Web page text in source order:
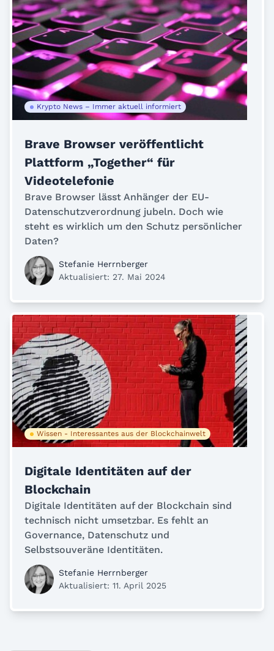
Krypto News – Immer aktuell informiert
Brave Browser veröffentlicht
Plattform „Together“ für
Videotelefonie
Brave Browser lässt Anhänger der EU-
Datenschutzverordnung jubeln. Doch wie
steht es wirklich um den Schutz persönlicher
Daten?
Stefanie Herrnberger
Aktualisiert: 27. Mai 2024
Wissen - Interessantes aus der Blockchainwelt
Digitale Identitäten auf der
Blockchain
Digitale Identitäten auf der Blockchain sind
technisch nicht umsetzbar. Es fehlt an
Governance, Datenschutz und
Selbstsouveräne Identitäten.
Stefanie Herrnberger
Aktualisiert: 11. April 2025